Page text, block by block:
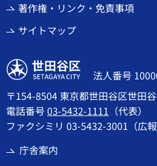
著作権・リンク・免責事項
サイトマップ
世田谷区
法人番号
〒154-8504 東京都世田谷区世田
電話番号03-5432-1111 （代表）
ファクシミリ 03-5432-3001（広報
庁舎案内